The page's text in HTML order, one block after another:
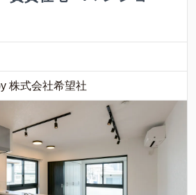
株式会社希望社